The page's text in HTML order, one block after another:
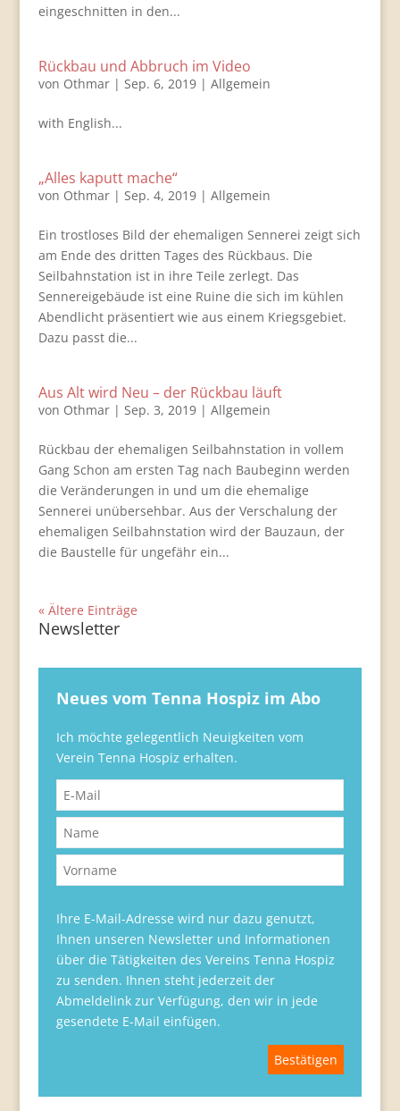
eingeschnitten in den...
Rückbau und Abbruch im Video
von Othmar| Sep. 6, 2019| Allgemein
with English...
„Alles kaputt mache“
von Othmar| Sep. 4, 2019| Allgemein
Ein trostloses Bild der ehemaligen Sennerei zeigt sich
am Ende des dritten Tages des Rückbaus. Die
Seilbahnstation ist in ihre Teile zerlegt. Das
Sennereigebäude ist eine Ruine die sich im kühlen
Abendlicht präsentiert wie aus einem Kriegsgebiet.
Dazu passt die...
Aus Alt wird Neu – der Rückbau läuft
von Othmar| Sep. 3, 2019| Allgemein
Rückbau der ehemaligen Seilbahnstation in vollem
Gang Schon am ersten Tag nach Baubeginn werden
die Veränderungen in und um die ehemalige
Sennerei unübersehbar. Aus der Verschalung der
ehemaligen Seilbahnstation wird der Bauzaun, der
die Baustelle für ungefähr ein...
« Ältere Einträge
Newsletter
Neues vom Tenna Hospiz im Abo
Ich möchte gelegentlich Neuigkeiten vom
Verein Tenna Hospiz erhalten.
Ihre E-Mail-Adresse wird nur dazu genutzt,
Ihnen unseren Newsletter und Informationen
über die Tätigkeiten des Vereins Tenna Hospiz
zu senden. Ihnen steht jederzeit der
Abmeldelink zur Verfügung, den wir in jede
gesendete E-Mail einfügen.